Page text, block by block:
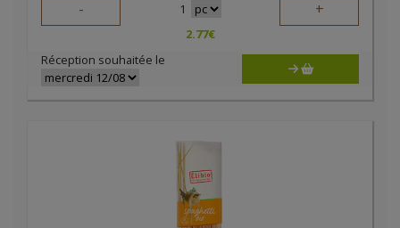
- 1 +
2.77€
Réception souhaitée le